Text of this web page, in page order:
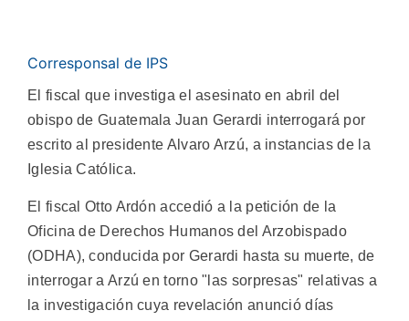
Corresponsal de IPS
El fiscal que investiga el asesinato en abril del
obispo de Guatemala Juan Gerardi interrogará por
escrito al presidente Alvaro Arzú, a instancias de la
Iglesia Católica.
El fiscal Otto Ardón accedió a la petición de la
Oficina de Derechos Humanos del Arzobispado
(ODHA), conducida por Gerardi hasta su muerte, de
interrogar a Arzú en torno "las sorpresas" relativas a
la investigación cuya revelación anunció días